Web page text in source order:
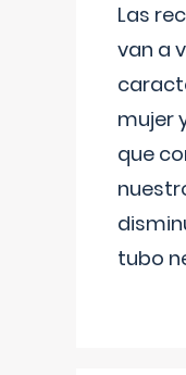
Las
van a
mujer
que
tubo